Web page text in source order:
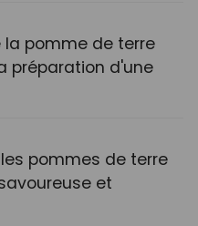
la pomme de terre
préparation d'une
pommes de terre
et